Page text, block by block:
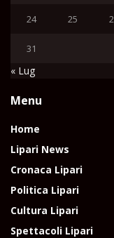
24 25
31
« Lug
Menu
Home
Lipari News
Cronaca Lipari
Politica Lipari
Cultura Lipari
Spettacoli Lipari